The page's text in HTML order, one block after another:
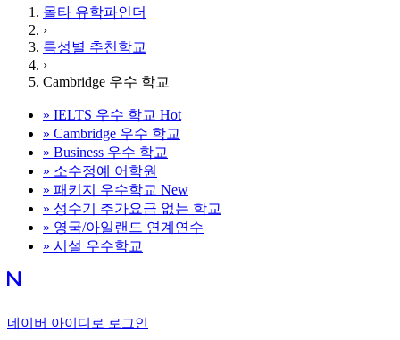
몰타 유학파인더
›
특성별 추천학교
›
Cambridge 우수 학교
» IELTS 우수 학교 Hot
» Cambridge 우수 학교
» Business 우수 학교
» 소수정예 어학원
» 패키지 우수학교 New
» 성수기 추가요금 없는 학교
» 영국/아일랜드 연계연수
» 시설 우수학교
네이버 아이디로 로그인